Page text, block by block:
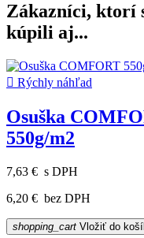
Zákazníci, ktorí
kúpili aj...
 Rýchly náhľad
Osuška
550g/m2
7,63 € s DPH
6,20 € bez DPH
shopping_cart Vložiť do